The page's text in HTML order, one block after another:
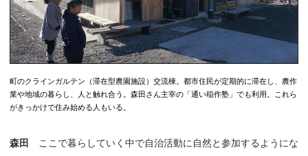
町のクラインガルテン（滞在型農園施設）交流棟。都市住民が定期的に滞在し、農作
業や地域の暮らし、人と触れ合う。森田さん主宰の「通い稲作塾」でも利用。これら
がきっかけで住み始める人もいる。
森田 ここで暮らしていく中で自治活動に自然と参加するようにな